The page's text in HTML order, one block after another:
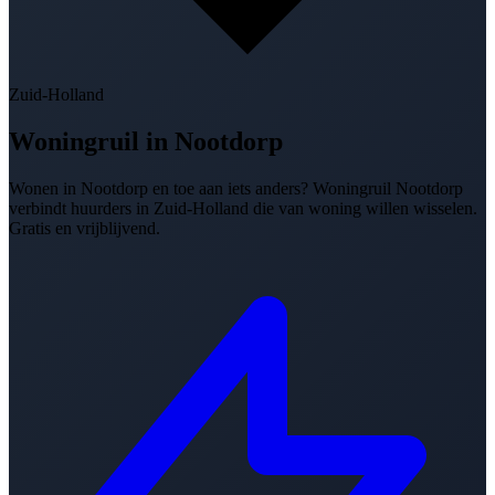
Zuid-Holland
Woningruil in Nootdorp
Wonen in Nootdorp en toe aan iets anders? Woningruil Nootdorp
verbindt huurders in Zuid-Holland die van woning willen wisselen.
Gratis en vrijblijvend.